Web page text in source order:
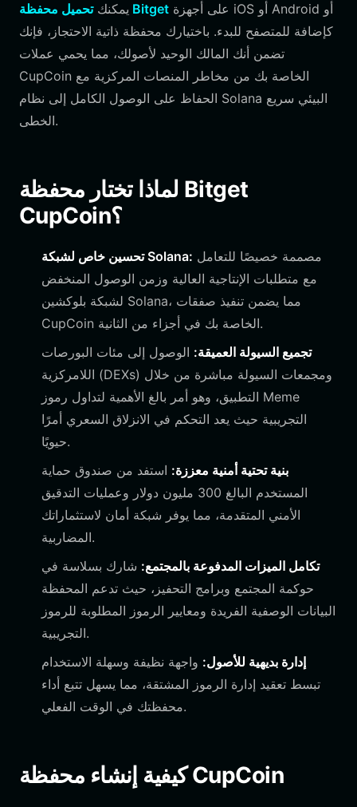
يمكنك تحميل محفظة Bitget
كإضافة للمتصفح للبدء. باختيارك محفظة ذاتية الاحتجاز، فإنك
تضمن أنك المالك الوحيد لأصولك، مما يحمي عملات
CupCoin الخاصة بك من مخاطر المنصات المركزية مع
الحفاظ على الوصول الكامل إلى نظام Solana البيئي سريع
الخطى.
لماذا تختار محفظة Bitget
CupCoin؟
تحسين خاص لشبكة Solana:
مع متطلبات الإنتاجية العالية وزمن الوصول المنخفض
لشبكة بلوكشين Solana، مما يضمن تنفيذ صفقات
CupCoin الخاصة بك في أجزاء من الثانية.
تجميع السيولة العميقة: الوصول إلى مئات البورصات
اللامركزية (DEXs) ومجمعات السيولة مباشرة من خلال
التطبيق، وهو أمر بالغ الأهمية لتداول رموز Meme
التجريبية حيث يعد التحكم في الانزلاق السعري أمرًا
حيويًا.
بنية تحتية أمنية معززة: استفد من صندوق حماية
المستخدم البالغ 300 مليون دولار وعمليات التدقيق
الأمني المتقدمة، مما يوفر شبكة أمان لاستثماراتك
المضاربية.
تكامل الميزات المدفوعة بالمجتمع: شارك بسلاسة في
حوكمة المجتمع وبرامج التحفيز، حيث تدعم المحفظة
البيانات الوصفية الفريدة ومعايير الرموز المطلوبة للرموز
التجريبية.
إدارة بديهية للأصول: واجهة نظيفة وسهلة الاستخدام
تبسط تعقيد إدارة الرموز المشتقة، مما يسهل تتبع أداء
محفظتك في الوقت الفعلي.
كيفية إنشاء محفظة CupCoin